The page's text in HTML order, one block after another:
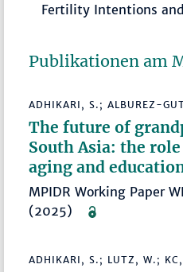
Fertility Intentions
Publikationen am
ADHIKARI, S.; ALBUREZ-
The future of
South Asia: the
aging and
MPIDR Working Paper
(2025)
ADHIKARI, S.; LUTZ, W.;